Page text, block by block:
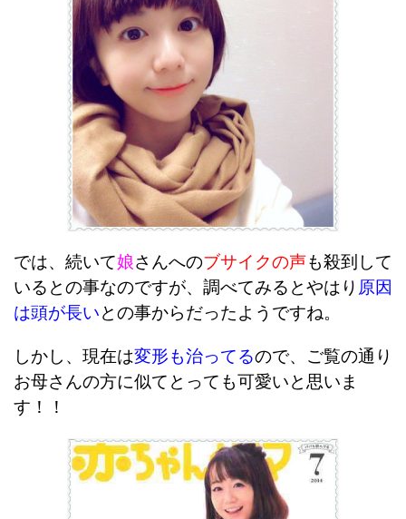
では、続いて娘さんへのブサイクの声も殺到して
いるとの事なのですが、調べてみるとやはり 原因
は頭が長いとの事からだったようですね。
しかし、現在は変形も治ってるので、ご覧の通り
お母さんの方に似てとっても可愛いと思いま
す！！